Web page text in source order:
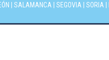
SALAMANCA SEGOVIA SORIA